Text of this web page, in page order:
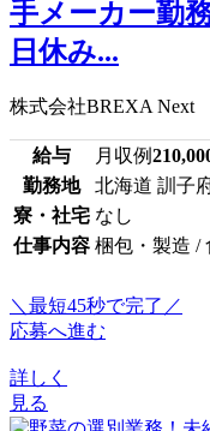
手メーカー勤
日休み...
株式会社BREXA Next
給与 月収例
勤務地
北海道 訓子
寮・社宅 なし
仕事内容 梱包・製造 /
＼最短45秒で完了／
応募へ進む
詳しく
見る